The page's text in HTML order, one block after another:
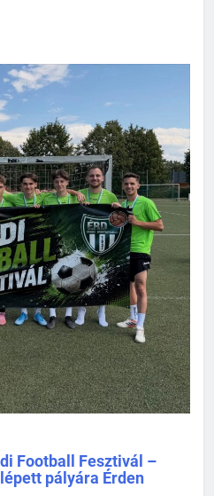
Football Fesztivál –
pályára Érden